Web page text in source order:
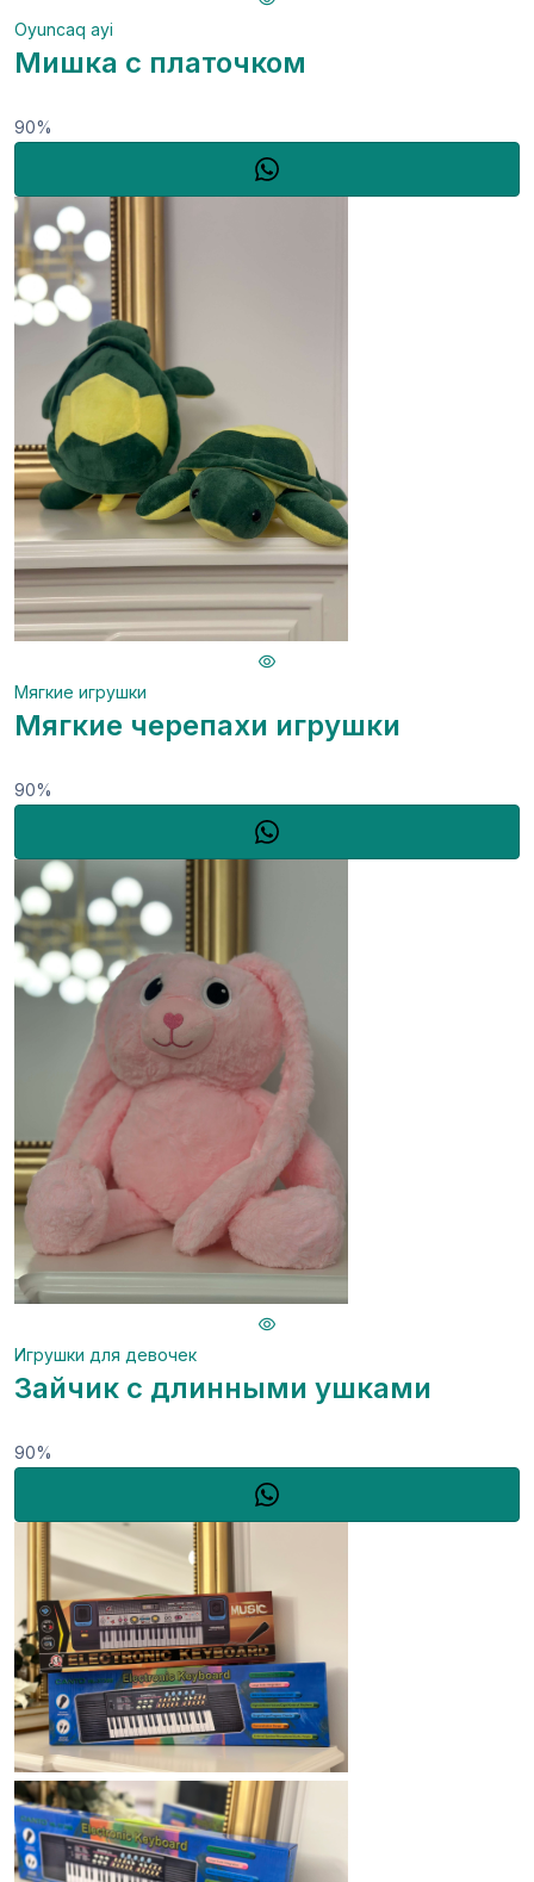
Oyuncaq ayi
Мишка с платочком
90%
Мягкие игрушки
Мягкие черепахи игрушки
90%
Игрушки для девочек
Зайчик с длинными ушками
90%